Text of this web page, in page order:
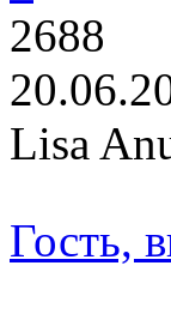
2688
Lisa
Гость,